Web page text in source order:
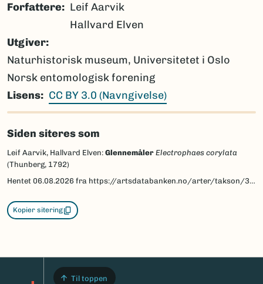
Forfattere
Leif Aarvik
Hallvard Elven
Utgiver
Naturhistorisk museum, Universitetet i Oslo
Norsk entomologisk forening
Lisens
CC BY 3.0 (Navngivelse)
Siden siteres som
Leif Aarvik, Hallvard Elven: Glennemåler Electrophaes corylata
(Thunberg, 1792)
Hentet 06.08.2026 fra https://artsdatabanken.no/arter/takson/30056/beskrivelse
Kopier sitering
Til toppen